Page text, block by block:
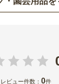
レビュー件数：0件